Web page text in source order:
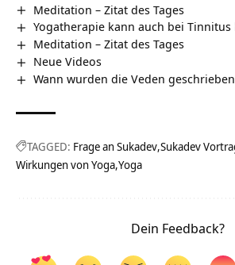
Meditation – Zitat des Tages
Yogatherapie kann auch bei
Meditation – Zitat des Tages
Neue Videos
Wann wurden die Veden
TAGGED: Frage an Sukadev Sukadev
Wirkungen von Yoga Yoga
Dein Feedback?